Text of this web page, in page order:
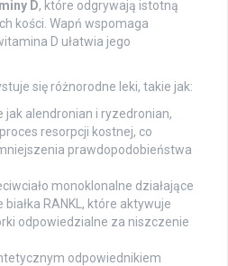
D, które odgrywają istotną
kości. Wapń wspomaga
D ułatwia jego
się różnorodne leki, takie jak:
jak alendronian i ryzedronian,
resorpcji kostnej, co
prawdopodobieństwa
monoklonalne działające
RANKL, które aktywuje
odpowiedzialne za niszczenie
odpowiednikiem